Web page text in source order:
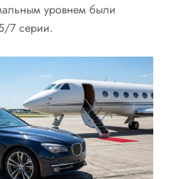
уровнем были
7 серии.